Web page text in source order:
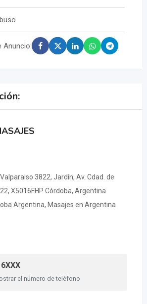
Anuncio:
3822, Jardín, Av. Cdad. de
X5016FHP Córdoba, Argentina
Argentina, Masajes en Argentina
el número de teléfono